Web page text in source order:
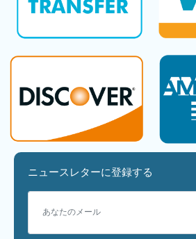
ニュースレターに登録する